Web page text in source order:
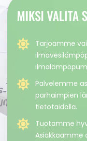
MIKSI VALITA
Tarjoamme
Palvelemme
parhaimpien
tietotaidolla.
Tuotamme
Asiakkaamme